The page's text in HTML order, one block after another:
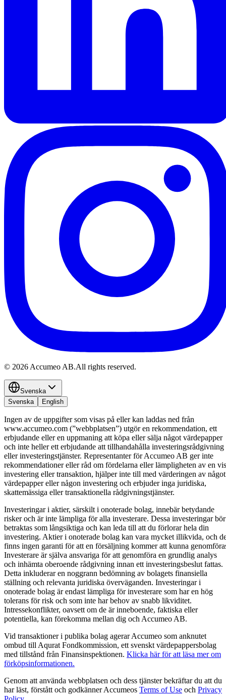
© 2026 Accumeo AB.All rights reserved.
Svenska
Svenska
English
Ingen av de uppgifter som visas på eller kan laddas ned från
www.accumeo.com (”webbplatsen”) utgör en rekommendation, ett
erbjudande eller en uppmaning att köpa eller sälja något värdepapper
och inte heller ett erbjudande att tillhandahålla investeringsrådgivning
eller investeringstjänster. Representanter för Accumeo AB ger inte
rekommendationer eller råd om fördelarna eller lämpligheten av en
investering eller transaktion, hjälper inte till med värderingen av något
värdepapper eller någon investering och erbjuder inga juridiska,
skattemässiga eller transaktionella rådgivningstjänster.
Investeringar i aktier, särskilt i onoterade bolag, innebär betydande
risker och är inte lämpliga för alla investerare. Dessa investeringar bör
betraktas som långsiktiga och kan leda till att du förlorar hela din
investering. Aktier i onoterade bolag kan vara mycket illikvida, och
finns ingen garanti för att en försäljning kommer att kunna
Investerare är själva ansvariga för att genomföra en grundlig analys
och inhämta oberoende rådgivning innan ett investeringsbeslut fattas.
Detta inkluderar en noggrann bedömning av bolagets finansiella
ställning och relevanta juridiska överväganden. Investeringar i
onoterade bolag är endast lämpliga för investerare som har en hög
tolerans för risk och som inte har behov av snabb likviditet.
Intressekonflikter, oavsett om de är inneboende, faktiska eller
potentiella, kan förekomma mellan dig och Accumeo AB.
Vid transaktioner i publika bolag agerar Accumeo som anknutet
ombud till Aqurat Fondkommission, ett svenskt värdepappersbolag
med tillstånd från Finansinspektionen. Klicka här för att läsa mer om
förköpsinformationen.
Genom att använda webbplatsen och dess tjänster bekräftar du att du
har läst, förstått och godkänner Accumeos Terms of Use och Privacy